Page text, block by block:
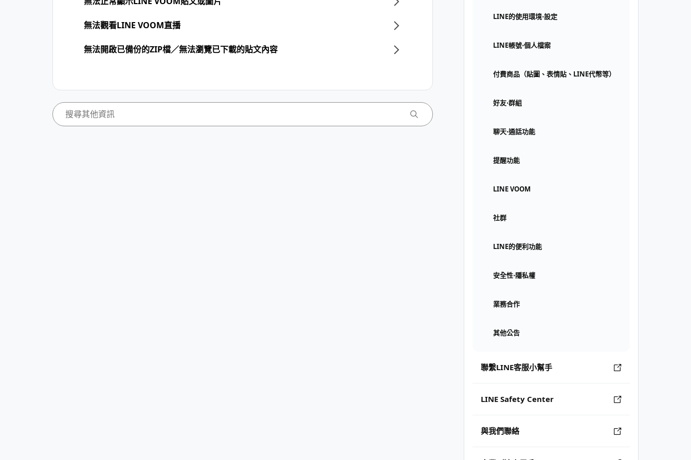
LINE的使用環境⋅設定
LINE帳號⋅個人檔案
付費商品（貼圖、表情貼、LINE代幣等）
好友⋅群組
聊天⋅通話功能
提醒功能
LINE VOOM
社群
LINE的便利功能
安全性⋅隱私權
業務合作
其他公告
聯繫LINE客服小幫手
LINE Safety Center
與我們聯絡
無法觀看LINE VOOM直播
無法開啟已備份的ZIP檔／無法瀏覽已下載的貼文內容